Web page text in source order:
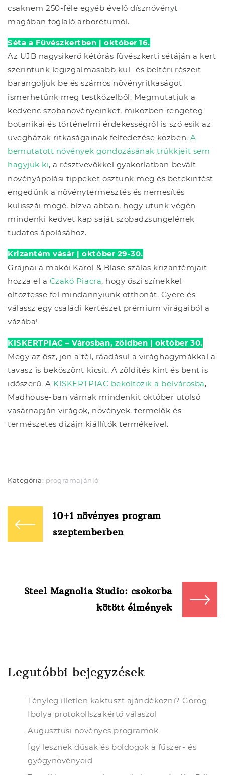
csaknem 250-féle egyéb évelő dísznövényt
magában foglaló arborétumól.
Séta a Füvészkertben | október 16.
Az UJB nagysikerő kétórás füvészkerti sétáján a kert
szerintünk legizgalmasabb kül- és beltéri részeit
barangoljuk be és számos növényritkaságot
ismerhetünk meg testközelből. Megmutatjuk a
kedvenc szobanövényeinket, miközben rengeteg
botanikai és történelmi érdekességről is szó esik az
üvegházak ritkaságainak felfedezése közben.A
bemutatott növények gondozásának trükkjeit sem
hagyjuk ki, a résztvevőkkel gyakorlatban bevált
növényápolási tippeket osztunk meg és betekintést
engedünk a növénytermesztés és nemesítés
kulisszái mögé, bízva abban, hogy utunk végén
mindenki kedvet kap saját szobadzsungelének
tudatos ápolásához.
Krizantém vásár | október 29-30.
Grajnai a makói Karol & Blase szálas krizantémjait
hozza el a Czakó Piacra, hogy őszi színekkel
öltöztesse fel mindannyiunk otthonát. Gyere és
válassz egy családi kertészet prémium virágaiból a
vázába!
KISKERTPIAC – Városban, zöldben | október 30.
Megy az ősz, jön a tél, ráadásul a virághagymákkal a
tavasz is beköszönt kicsit. A zöldítés kint és bent is
időszerű. A KISKERTPIAC beköltözik a belvárosba,
Madhouse-ban várnak mindenkit október utolsó
vasárnapján virágok, növények, termelők és
természetes dizájn kiállítók termékeivel.
Kategória: programajánló
navigáció10+1 növényes program
szeptemberben
Steel Magnolia Studio: csokorba
kötött élmények
Legutóbbi bejegyzések
Tényleg illetlen kaktuszt ajándékozni? Görög
Ibolya protokollszakértő válaszol
Augusztusi növényes programok
Így lesznek dúsak és boldogok a fűszer- és
gyógynövényeid